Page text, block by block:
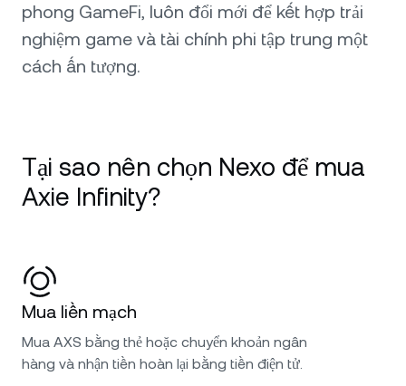
phong GameFi, luôn đổi mới để kết hợp trải
nghiệm game và tài chính phi tập trung một
cách ấn tượng.
Tại sao nên chọn Nexo để mua
Axie Infinity?
Mua liền mạch
Mua AXS bằng thẻ hoặc chuyển khoản ngân
hàng và nhận tiền hoàn lại bằng tiền điện tử.